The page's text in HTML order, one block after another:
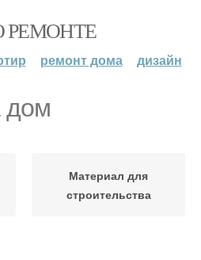
РЕМОНТЕ
ремонт дома дизайн
дом
Материал для
строительства